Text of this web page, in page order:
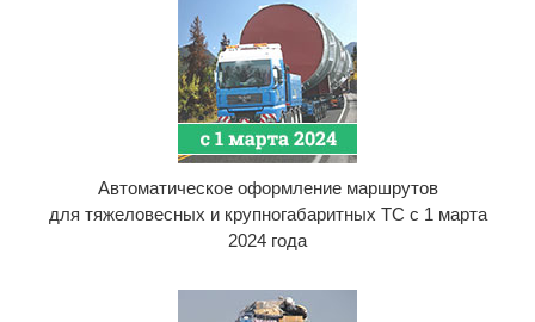
Автоматическое оформление маршрутов
для тяжеловесных и крупногабаритных ТС с 1 марта
2024 года